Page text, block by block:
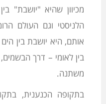
מכיוון שהיא "יושבת"
הלניסטי וגם העולם
אותם, היא יושבת בין
בין לאומי – דרך
משתנה.
בתקופה הכנענית,